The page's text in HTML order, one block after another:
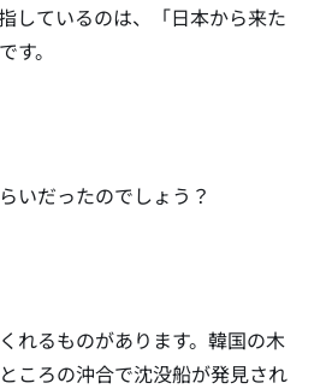
しているのは、「日本から来た
す。
いだったのでしょう？
れるものがあります。韓国の木
ころの沖合で沈没船が発見され